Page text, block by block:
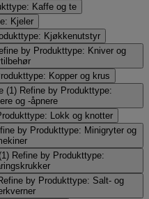
Kaffe og te
Kjeler
Kjøkkenutstyr
by Produkttype: Kniver og
Kopper og krus
(1) Refine by Produkttype:
og -åpnere
Lokk og knotter
by Produkttype: Minigryter og
(1) Refine by Produkttype:
by Produkttype: Salt- og